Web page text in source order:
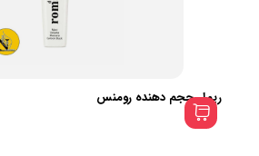
ریمل حجم دهنده رومنس